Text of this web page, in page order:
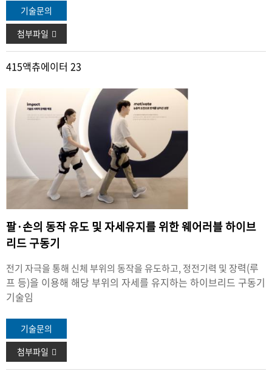
기술문의
첨부파일
415액츄에이터 23
팔·손의 동작 유도 및 자세유지를 위한 웨어러블 하이브
리드 구동기
전기 자극을 통해 신체 부위의 동작을 유도하고, 정전기력 및 장력(루
프 등)을 이용해 해당 부위의 자세를 유지하는 하이브리드 구동기
기술임
기술문의
첨부파일